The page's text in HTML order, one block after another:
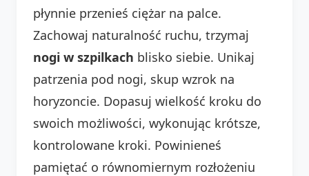
płynnie przenieś ciężar na palce.
Zachowaj naturalność ruchu, trzymaj
nogi w szpilkach blisko siebie. Unikaj
patrzenia pod nogi, skup wzrok na
horyzoncie. Dopasuj wielkość kroku do
swoich możliwości, wykonując krótsze,
kontrolowane kroki. Powinieneś
pamiętać o równomiernym rozłożeniu